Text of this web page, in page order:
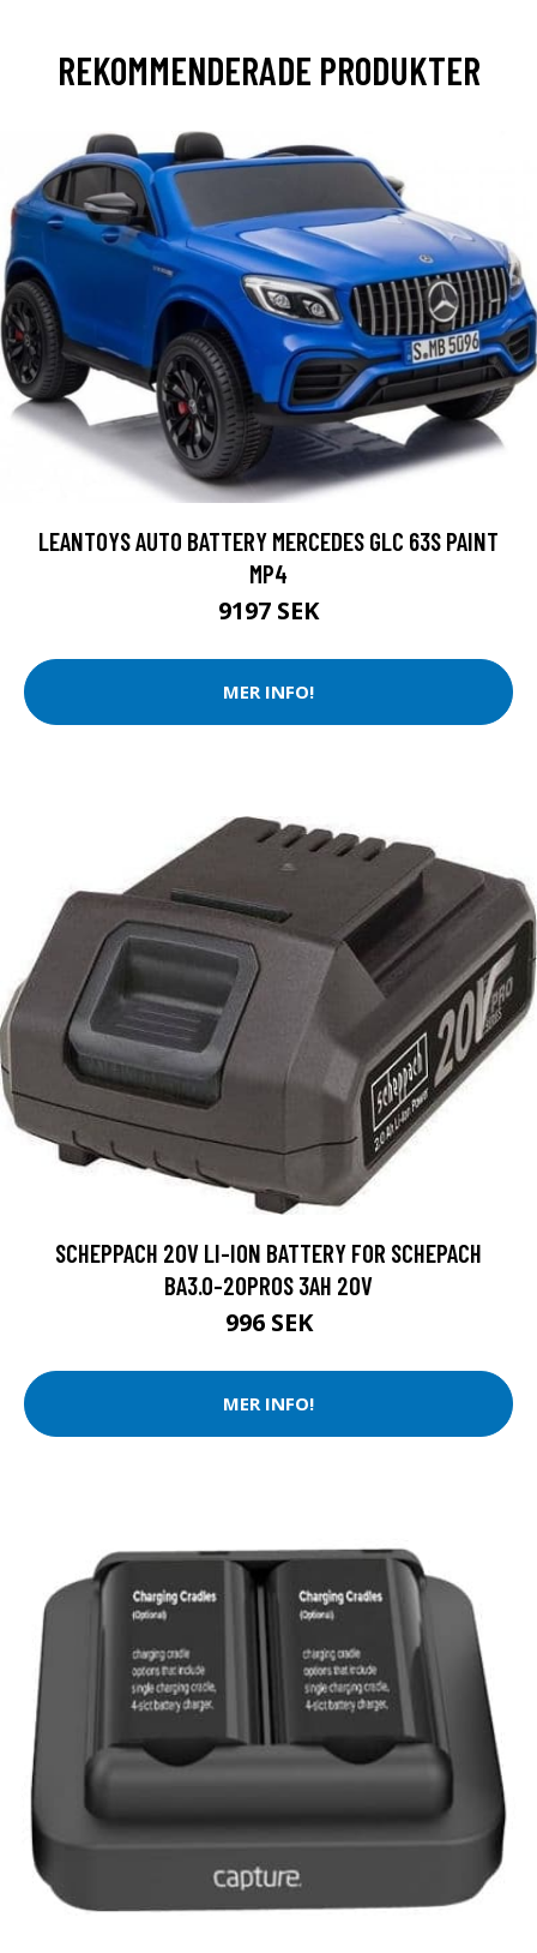
REKOMMENDERADE PRODUKTER
LEANTOYS AUTO BATTERY MERCEDES GLC 63S PAINT
MP4
9197 SEK
MER INFO!
SCHEPPACH 20V LI-ION BATTERY FOR SCHEPACH
BA3.0-20PROS 3AH 20V
996 SEK
MER INFO!